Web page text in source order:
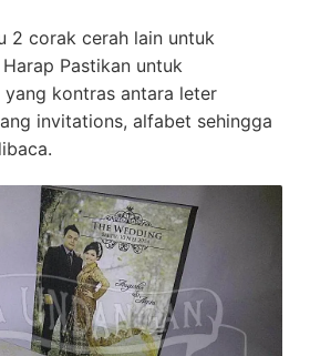
2 corak cerah lain untuk
Pastikan untuk
yang kontras antara leter
invitations, alfabet sehingga